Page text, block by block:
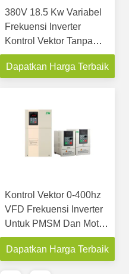
380V 18.5 Kw Variabel
Frekuensi Inverter
Kontrol Vektor Tanpa
Sensor PKS Untuk
Mesin
Dapatkan Harga Terbaik
Kontrol Vektor 0-400hz
VFD Frekuensi Inverter
Untuk PMSM Dan Motor
IM
Dapatkan Harga Terbaik